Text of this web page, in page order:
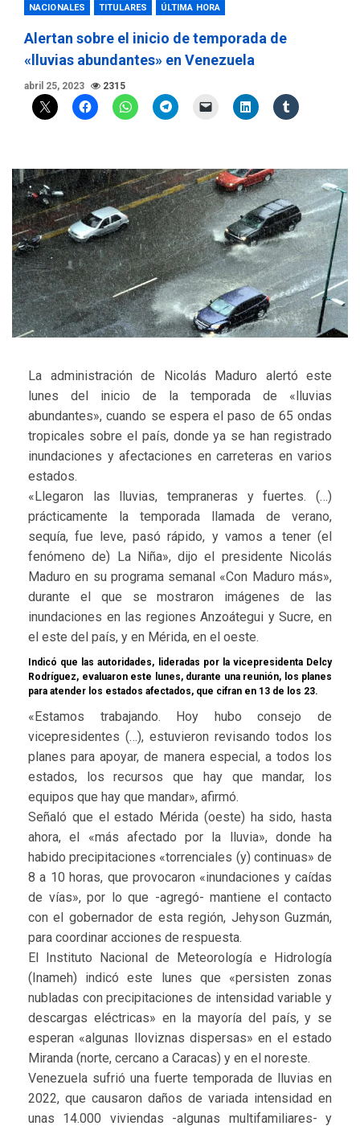
NACIONALES TITULARES ÚLTIMA HORA
Alertan sobre el inicio de temporada de
«lluvias abundantes» en Venezuela
abril 25, 2023 2315
La administración de Nicolás Maduro alertó este
lunes del inicio de la temporada de «lluvias
abundantes», cuando se espera el paso de 65 ondas
tropicales sobre el país, donde ya se han registrado
inundaciones y afectaciones en carreteras en varios
estados.
«Llegaron las lluvias, tempraneras y fuertes. (…)
prácticamente la temporada llamada de verano,
sequía, fue leve, pasó rápido, y vamos a tener (el
fenómeno de) La Niña», dijo el presidente Nicolás
Maduro en su programa semanal «Con Maduro más»,
durante el que se mostraron imágenes de las
inundaciones en las regiones Anzoátegui y Sucre, en
el este del país, y en Mérida, en el oeste.
Indicó que las autoridades, lideradas por la vicepresidenta Delcy
Rodríguez, evaluaron este lunes, durante una reunión, los planes
para atender los estados afectados, que cifran en 13 de los 23.
«Estamos trabajando. Hoy hubo consejo de
vicepresidentes (…), estuvieron revisando todos los
planes para apoyar, de manera especial, a todos los
estados, los recursos que hay que mandar, los
equipos que hay que mandar», afirmó.
Señaló que el estado Mérida (oeste) ha sido, hasta
ahora, el «más afectado por la lluvia», donde ha
habido precipitaciones «torrenciales (y) continuas» de
8 a 10 horas, que provocaron «inundaciones y caídas
de vías», por lo que -agregó- mantiene el contacto
con el gobernador de esta región, Jehyson Guzmán,
para coordinar acciones de respuesta.
El Instituto Nacional de Meteorología e Hidrología
(Inameh) indicó este lunes que «persisten zonas
nubladas con precipitaciones de intensidad variable y
descargas eléctricas» en la mayoría del país, y se
esperan «algunas lloviznas dispersas» en el estado
Miranda (norte, cercano a Caracas) y en el noreste.
Venezuela sufrió una fuerte temporada de lluvias en
2022, que causaron daños de variada intensidad en
unas 14.000 viviendas -algunas multifamiliares- y